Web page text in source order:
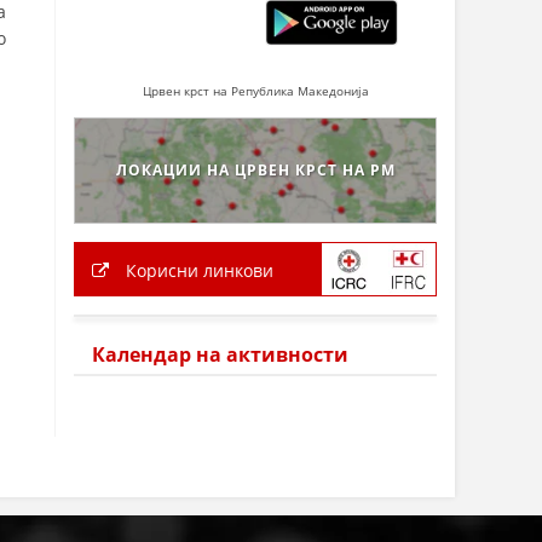
Црвен крст на Република Македонија
ЛОКАЦИИ НА ЦРВЕН КРСТ НА РМ
Корисни линкови
Календар на активности